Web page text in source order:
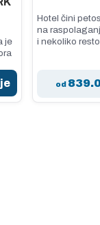
je
Hotel čini
na
i nekoliko
od